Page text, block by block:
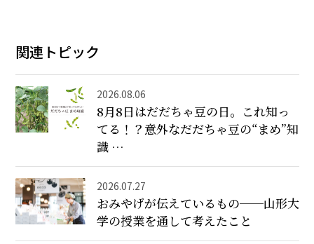
関連トピック
2026.08.06
8月8日はだだちゃ豆の日。これ知っ
てる！？意外なだだちゃ豆の“まめ”知
識 …
2026.07.27
おみやげが伝えているもの──山形大
学の授業を通して考えたこと